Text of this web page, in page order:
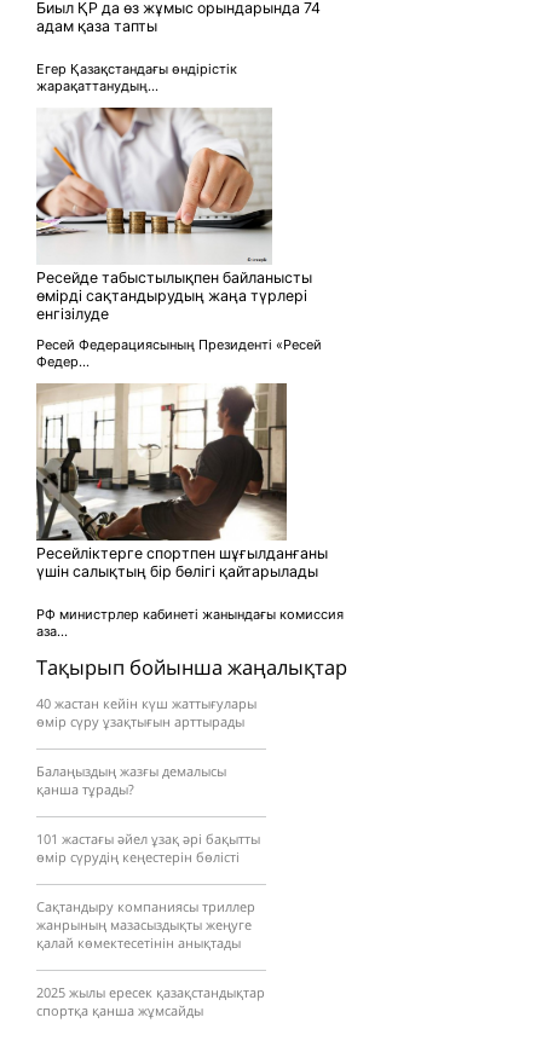
Тақырып бойынша жаңалықтар
40 жастан кейін күш жаттығулары
өмір сүру ұзақтығын арттырады
Балаңыздың жазғы демалысы
қанша тұрады?
101 жастағы әйел ұзақ әрі бақытты
өмір сүрудің кеңестерін бөлісті
Сақтандыру компаниясы триллер
жанрының мазасыздықты жеңуге
қалай көмектесетінін анықтады
2025 жылы ересек қазақстандықтар
спортқа қанша жұмсайды
Биыл ҚР да өз жұмыс орындарында 74
адам қаза тапты
Егер Қазақстандағы өндірістік
жарақаттанудың...
Ресейде табыстылықпен байланысты
өмірді сақтандырудың жаңа түрлері
енгізілуде
Ресей Федерациясының Президенті «Ресей
Федер...
Ресейліктерге спортпен шұғылданғаны
үшін салықтың бір бөлігі қайтарылады
РФ министрлер кабинеті жанындағы комиссия
аза...